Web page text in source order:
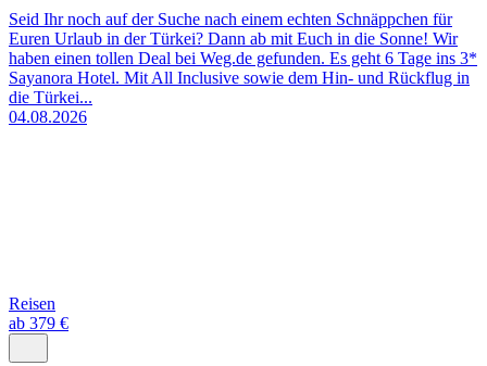
Seid Ihr noch auf der Suche nach einem echten Schnäppchen für
Euren Urlaub in der Türkei? Dann ab mit Euch in die Sonne! Wir
haben einen tollen Deal bei Weg.de gefunden. Es geht 6 Tage ins 3*
Sayanora Hotel. Mit All Inclusive sowie dem Hin- und Rückflug in
die Türkei...
04.08.2026
Reisen
ab 379 €